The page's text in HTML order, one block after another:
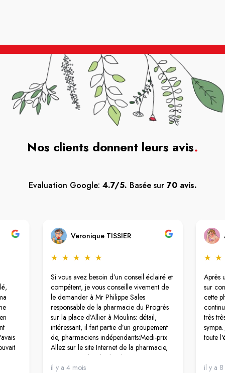
Nos clients donnent leurs avis.
Evaluation Google: 4.7/5. Basée sur 70 avis.
Veronique TISSIER
★ ★ ★ ★ ★
Si vous avez besoin d’un conseil éclairé et
compétent, je vous conseille vivement de
le demander à Mr Philippe Sales
responsable de la pharmacie du Progrès
sur la place d’Allier à Moulins: détail,
intéressant, il fait partie d’un groupement
de, pharmaciens indépendants:Medi-prix
Allez sur le site Internet de la pharmacie,
vous aurez plus de détails.
Mr Sales par ailleurs est une personne très
il y a 4 mois
★ ★
Après
sur
cette
très
toute
il y a